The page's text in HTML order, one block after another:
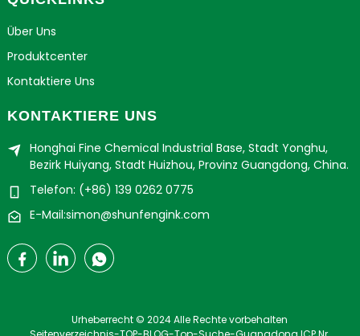
Über Uns
Produktcenter
Kontaktiere Uns
KONTAKTIERE UNS
Honghai Fine Chemical Industrial Base, Stadt Yonghu,
Bezirk Huiyang, Stadt Huizhou, Provinz Guangdong, China.
Telefon: (+86) 139 0262 0775
E-Mail:simon@shunfengink.com
Urheberrecht © 2024 Alle Rechte vorbehalten